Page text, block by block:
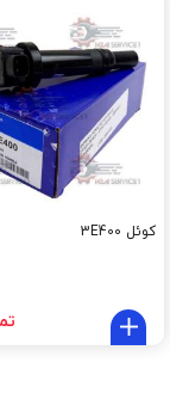
کوئل 3E400